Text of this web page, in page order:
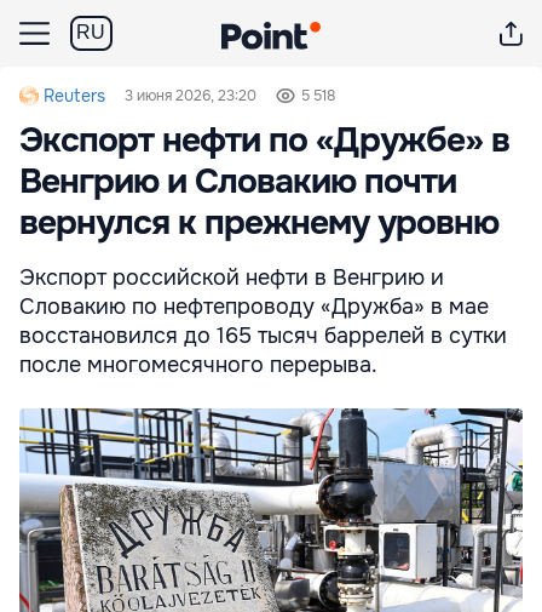
RU
Reuters 3 июня 2026, 23:20 5 518
Экспорт нефти по «Дружбе» в
Венгрию и Словакию почти
вернулся к прежнему уровню
Экспорт российской нефти в Венгрию и
Словакию по нефтепроводу «Дружба» в мае
восстановился до 165 тысяч баррелей в сутки
после многомесячного перерыва.